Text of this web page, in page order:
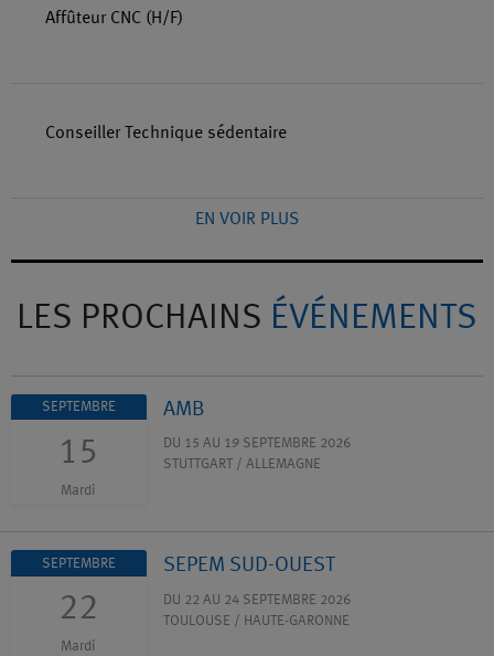
Affûteur CNC (H/F)
Conseiller Technique sédentaire
EN VOIR PLUS
LES PROCHAINS ÉVÉNEMENTS
SEPTEMBRE
15
Mardi
AMB
DU 15 AU 19 SEPTEMBRE 2026
STUTTGART / ALLEMAGNE
SEPTEMBRE
22
Mardi
SEPEM SUD-OUEST
DU 22 AU 24 SEPTEMBRE 2026
TOULOUSE / HAUTE-GARONNE